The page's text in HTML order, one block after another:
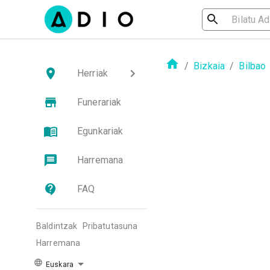
Herriak
Funerariak
Egunkariak
Harremana
FAQ
Baldintzak
Pribatutasuna
Harremana
Euskara
/ Bizkaia / Bilbao